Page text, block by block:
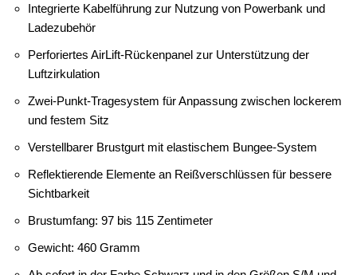
Integrierte Kabelführung zur Nutzung von Powerbank und
Ladezubehör
Perforiertes AirLift-Rückenpanel zur Unterstützung der
Luftzirkulation
Zwei-Punkt-Tragesystem für Anpassung zwischen lockerem
und festem Sitz
Verstellbarer Brustgurt mit elastischem Bungee-System
Reflektierende Elemente an Reißverschlüssen für bessere
Sichtbarkeit
Brustumfang: 97 bis 115 Zentimeter
Gewicht: 460 Gramm